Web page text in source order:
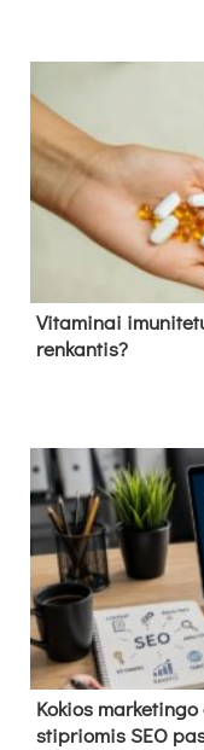
Vitaminai
renkantis?
Kokios
stipriomis SEO